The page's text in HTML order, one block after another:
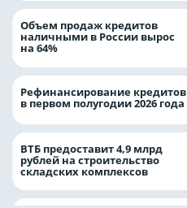
Объем продаж кредитов
наличными в России вырос
на 64%
Рефинансирование кредитов
в первом полугодии 2026 года
ВТБ предоставит 4,9 млрд
рублей на строительство
складских комплексов